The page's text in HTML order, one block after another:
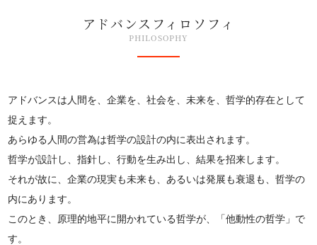
アドバンスフィロソフィ
PHILOSOPHY
アドバンスは人間を、企業を、社会を、未来を、哲学的存在として
捉えます。
あらゆる人間の営為は哲学の設計の内に表出されます。
哲学が設計し、指針し、行動を生み出し、結果を招来します。
それが故に、企業の現実も未来も、あるいは発展も衰退も、哲学の
内にあります。
このとき、原理的地平に開かれている哲学が、「他動性の哲学」で
す。